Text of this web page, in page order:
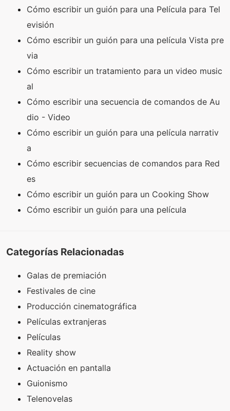
Cómo escribir un guión para una Película para Tel
evisión
Cómo escribir un guión para una película Vista pre
via
Cómo escribir un tratamiento para un video music
al
Cómo escribir una secuencia de comandos de Au
dio - Video
Cómo escribir un guión para una película narrativ
a
Cómo escribir secuencias de comandos para Red
es
Cómo escribir un guión para un Cooking Show
Cómo escribir un guión para una película
Categorías Relacionadas
Galas de premiación
Festivales de cine
Producción cinematográfica
Películas extranjeras
Películas
Reality show
Actuación en pantalla
Guionismo
Telenovelas